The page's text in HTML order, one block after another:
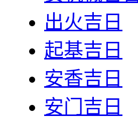
出火吉日
起基吉日
安香吉日
安门吉日